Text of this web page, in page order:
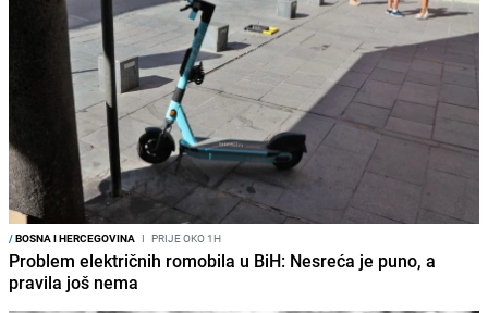
/BOSNA I HERCEGOVINA I PRIJE OKO 1H
Problem električnih romobila u BiH: Nesreća je puno, a
pravila još nema